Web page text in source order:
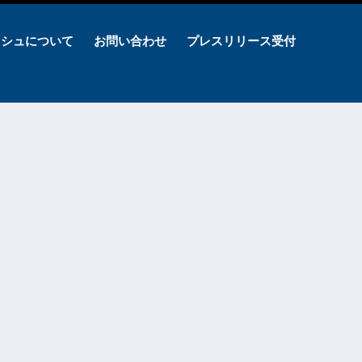
ュについて お問い合わせ プレスリリース受付